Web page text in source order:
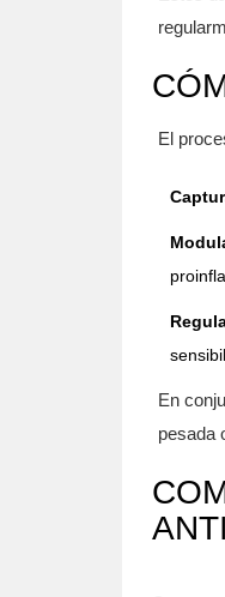
El
En
pesada